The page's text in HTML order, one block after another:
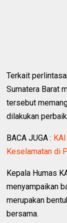
Terkait
Sumatera Barat
tersebut
dilakukan
BACA JUGA :
Keselamatan di
Kepala Humas
menyampaikan
merupakan
bersama.